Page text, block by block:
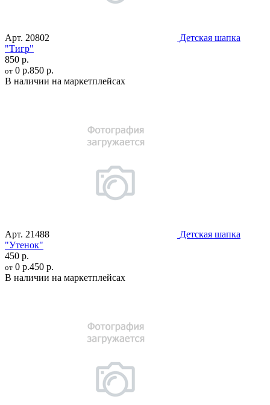
Арт. 20802
Детская шапка
"Тигр"
850 р.
от 0 р.850 р.
В наличии на маркетплейсах
Арт. 21488
Детская шапка
"Утенок"
450 р.
от 0 р.450 р.
В наличии на маркетплейсах